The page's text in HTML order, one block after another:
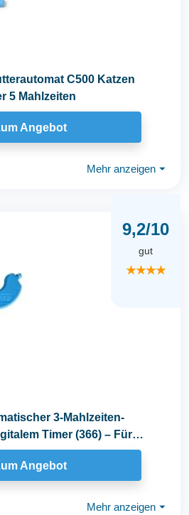
C500 Katzen
5 Mahlzeiten
Angebot
Mehr anzeigen ⏷
9,2/10
gut
★★★★
3-Mahlzeiten-
Timer (366) – Für
Angebot
Mehr anzeigen ⏷